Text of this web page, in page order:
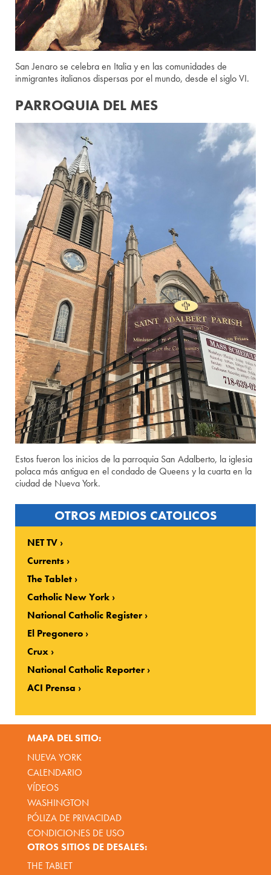
San Jenaro se celebra en Italia y en las comunidades de
inmigrantes italianos dispersas por el mundo, desde el siglo VI.
PARROQUIA DEL MES
Estos fueron los inicios de la parroquia San Adalberto, la iglesia
polaca más antigua en el condado de Queens y la cuarta en la
ciudad de Nueva York.
OTROS MEDIOS CATOLICOS
NET TV
Currents
The Tablet
Catholic New York
National Catholic Register
El Pregonero
Crux
National Catholic Reporter
ACI Prensa
MAPA DEL SITIO:
NUEVA YORK
CALENDARIO
VÍDEOS
WASHINGTON
PÓLIZA DE PRIVACIDAD
CONDICIONES DE USO
OTROS SITIOS DE DESALES:
THE TABLET